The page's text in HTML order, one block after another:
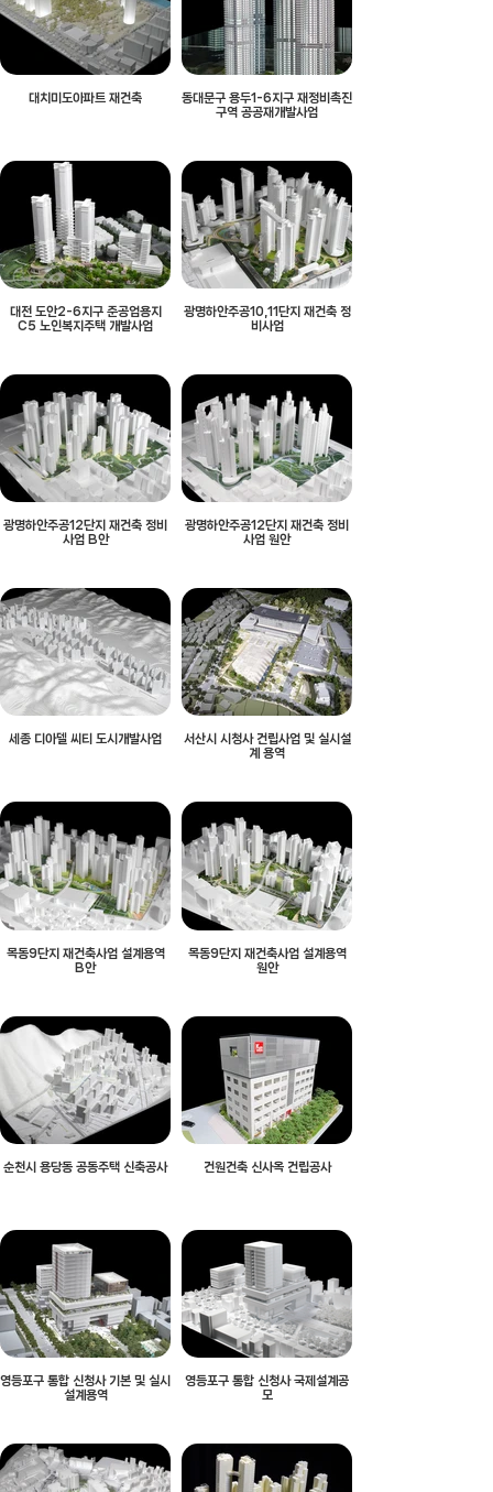
대치미도아파트 재건축
동대문구 용두1-6지구 재정비촉진
구역 공공재개발사업
대전 도안2-6지구 준공업용지
C5 노인복지주택 개발사업
광명하안주공10,11단지 재건축 정
비사업
광명하안주공12단지 재건축 정비
사업 B안
광명하안주공12단지 재건축 정비
사업 원안
세종 디아델 씨티 도시개발사업
서산시 시청사 건립사업 및 실시설
계 용역
목동9단지 재건축사업 설계용역
B안
목동9단지 재건축사업 설계용역
원안
순천시 용당동 공동주택 신축공사 건원건축 신사옥 건립공사
영등포구 통합 신청사 기본 및 실시
설계용역
영등포구 통합 신청사 국제설계공
모